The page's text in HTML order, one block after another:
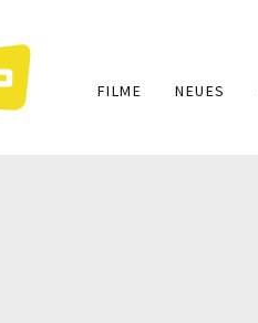
Main
FILME NEUES